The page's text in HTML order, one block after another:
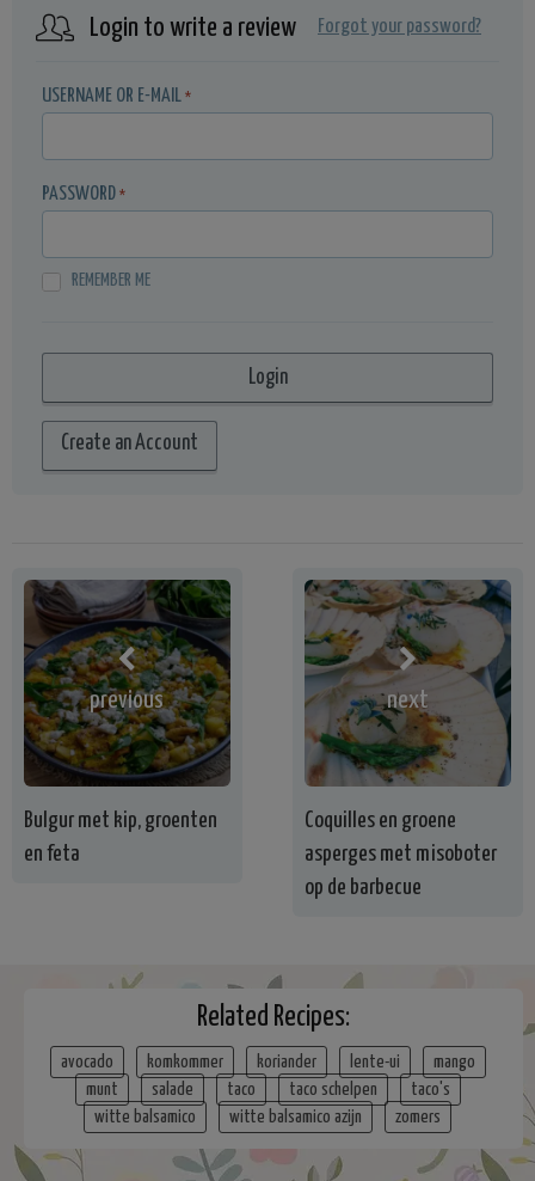
Login to write a review Forgot your password?
USERNAME OR E-MAIL *
PASSWORD *
REMEMBER ME
Create an Account
previous
Bulgur met kip, groenten
en feta
next
Coquilles en groene
asperges met misoboter
op de barbecue
Related Recipes:
avocado komkommer koriander lente-ui
mango
munt
salade taco taco schelpen
taco's
witte balsamico
witte balsamico azijn zomers